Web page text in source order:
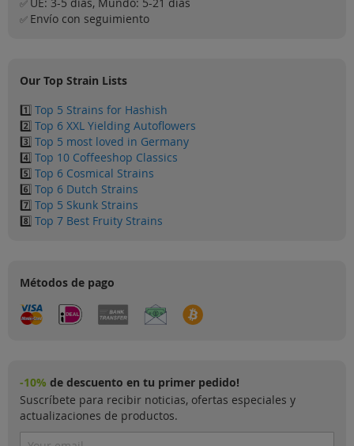
Sale
✅
✅ Envío con seguimiento
Our Top Strain Lists
1️⃣ Top 5 Strains for Hashish
2️⃣ Top 6 XXL Yielding Autoflowers
3️⃣ Top 5 most loved in Germany
4️⃣ Top 10 Coffeeshop Classics
5️⃣ Top 6 Cosmical Strains
6️⃣ Top 6 Dutch Strains
7️⃣ Top 5 Skunk Strains
8️⃣ Top 7 Best Fruity Strains
Métodos de pago
-10% de descuento en tu primer pedido!
Suscríbete para recibir noticias, ofertas especiales y
actualizaciones de productos.